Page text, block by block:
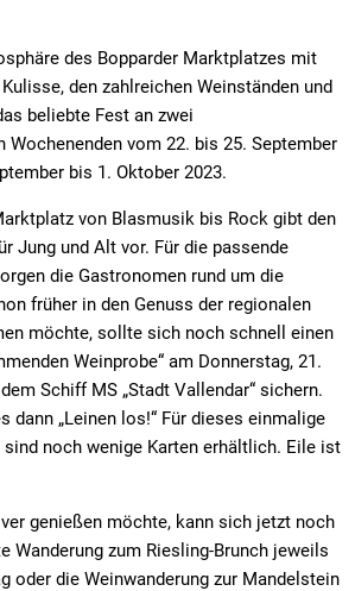
des Bopparder Marktplatzes mit
den zahlreichen Weinständen und
beliebte Fest an zwei
Wochenenden vom 22. bis 25. September
bis 1. Oktober 2023.
von Blasmusik bis Rock gibt den
Jung und Alt vor. Für die passende
die Gastronomen rund um die
früher in den Genuss der regionalen
möchte, sollte sich noch schnell einen
Weinprobe“ am Donnerstag, 21.
Schiff MS „Stadt Vallendar“ sichern.
dann „Leinen los!“ Für dieses einmalige
noch wenige Karten erhältlich. Eile ist
genießen möchte, kann sich jetzt noch
Wanderung zum Riesling-Brunch jeweils
oder die Weinwanderung zur Mandelstein